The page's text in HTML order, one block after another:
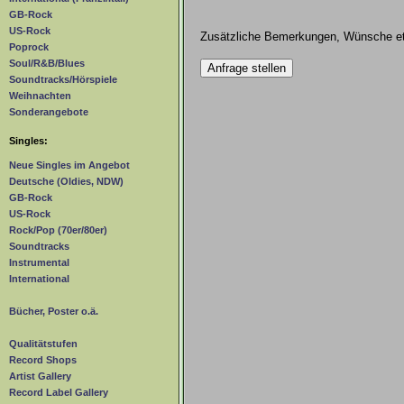
GB-Rock
US-Rock
Poprock
Soul/R&B/Blues
Soundtracks/Hörspiele
Weihnachten
Sonderangebote
Singles:
Neue Singles im Angebot
Deutsche (Oldies, NDW)
GB-Rock
US-Rock
Rock/Pop (70er/80er)
Soundtracks
Instrumental
International
Bücher, Poster o.ä.
Qualitätstufen
Record Shops
Artist Gallery
Record Label Gallery
Zusätzliche Bemerkungen, Wünsche